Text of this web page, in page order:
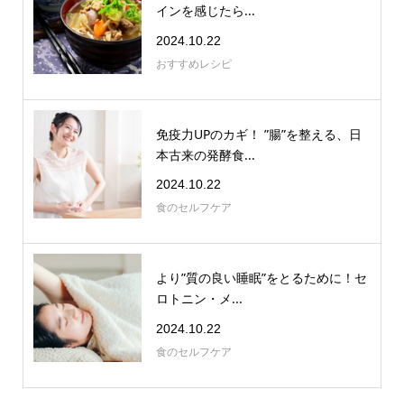
インを感じたら...
2024.10.22
おすすめレシピ
免疫力UPのカギ！ ”腸”を整える、日
本古来の発酵食...
2024.10.22
食のセルフケア
より”質の良い睡眠”をとるために！セ
ロトニン・メ...
2024.10.22
食のセルフケア